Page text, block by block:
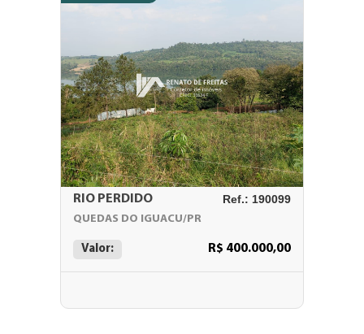
RIO PERDIDO Ref.: 190099
QUEDAS DO IGUACU/PR
Valor: R$ 400.000,00